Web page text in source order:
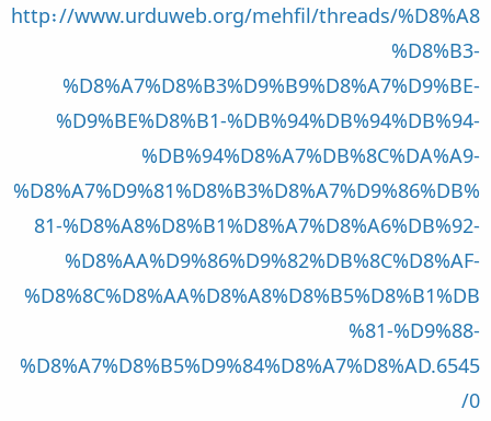
http://www.urduweb.org/mehfil/threads/%D8%A8
%D8%B3-
%D8%A7%D8%B3%D9%B9%D8%A7%D9%BE-
%D9%BE%D8%B1-%DB%94%DB%94%DB%94-
%DB%94%D8%A7%DB%8C%DA%A9-
%D8%A7%D9%81%D8%B3%D8%A7%D9%86%DB%
81-%D8%A8%D8%B1%D8%A7%D8%A6%DB%92-
%D8%AA%D9%86%D9%82%DB%8C%D8%AF-
%D8%8C%D8%AA%D8%A8%D8%B5%D8%B1%DB
%81-%D9%88-
%D8%A7%D8%B5%D9%84%D8%A7%D8%AD.6545
0/